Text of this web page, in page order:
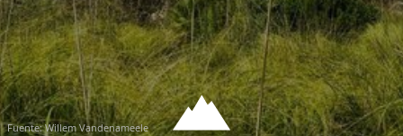
Fuente: Willem Vandenameele